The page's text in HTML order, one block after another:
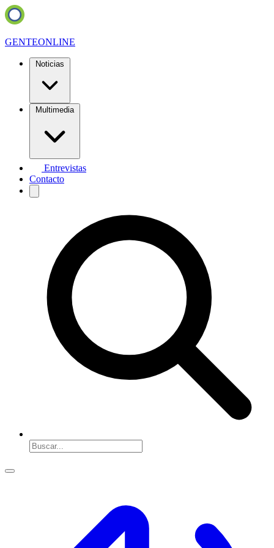
GENTEONLINE
Noticias
Multimedia
Entrevistas
Contacto